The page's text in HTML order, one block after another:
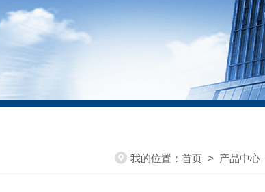
我的位置： 首页 > 产品中心